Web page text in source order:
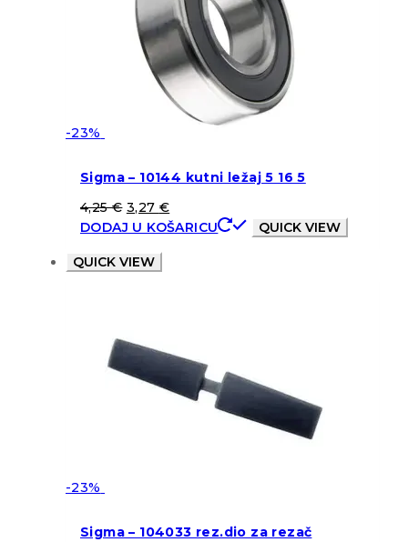
-23%
Sigma – 10144 kutni ležaj 5 16 5
4,25€ 3,27 €
DODAJ U KOŠARICU
QUICK VIEW
QUICK VIEW
-23%
Sigma – 104033 rez.dio za rezač